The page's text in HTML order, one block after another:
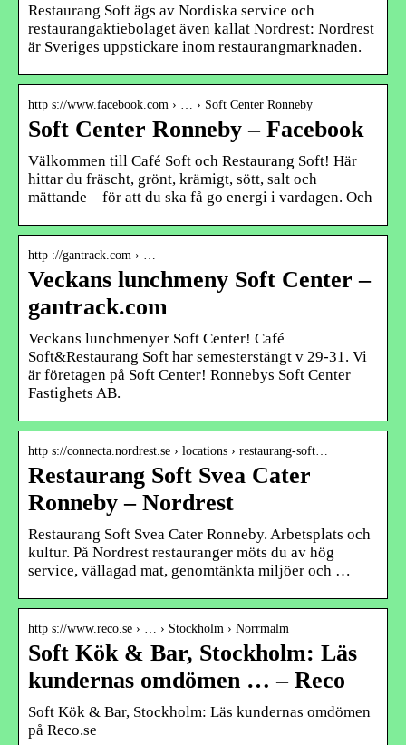
Restaurang Soft ägs av Nordiska service och
restaurangaktiebolaget även kallat Nordrest: Nordrest
är Sveriges uppstickare inom restaurangmarknaden.
http s://www.facebook.com › … › Soft Center Ronneby
Soft Center Ronneby – Facebook
Välkommen till Café Soft och Restaurang Soft! Här
hittar du fräscht, grönt, krämigt, sött, salt och
mättande – för att du ska få go energi i vardagen. Och
http ://gantrack.com › …
Veckans lunchmeny Soft Center –
gantrack.com
Veckans lunchmenyer Soft Center! Café
Soft&Restaurang Soft har semesterstängt v 29-31. Vi
är företagen på Soft Center! Ronnebys Soft Center
Fastighets AB.
http s://connecta.nordrest.se › locations › restaurang-soft…
Restaurang Soft Svea Cater
Ronneby – Nordrest
Restaurang Soft Svea Cater Ronneby. Arbetsplats och
kultur. På Nordrest restauranger möts du av hög
service, vällagad mat, genomtänkta miljöer och …
http s://www.reco.se › … › Stockholm › Norrmalm
Soft Kök & Bar, Stockholm: Läs
kundernas omdömen … – Reco
Soft Kök & Bar, Stockholm: Läs kundernas omdömen
på Reco.se